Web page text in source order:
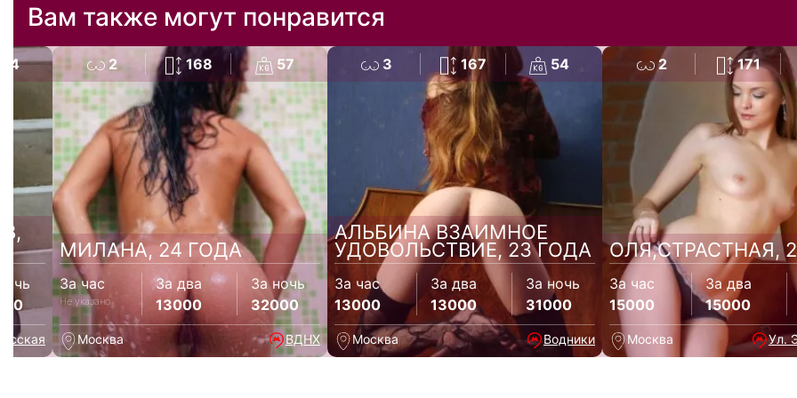
Вам также могут понравится
2 168 57
МИЛАНА, 24 ГОДА
За час
Не указано
За два
13000
За ночь
32000
Москва ВДНХ
3 167 54
АЛЬБИНА ВЗАИМНОЕ
УДОВОЛЬСТВИЕ, 23 ГОДА
За час
13000
За два
13000
За ночь
31000
Москва Водники
2 171
ОЛЯ,СТРАСТНАЯ,
За час
15000
За два
15000
Москва Ул.